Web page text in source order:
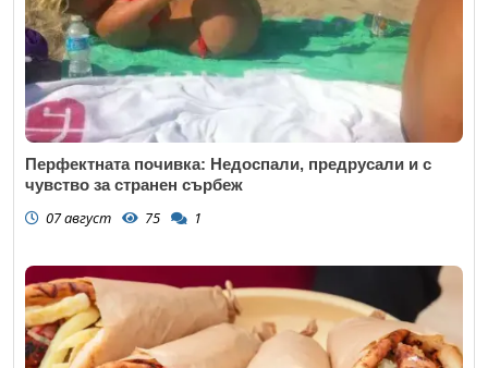
Перфектната почивка: Недоспали, предрусали и с
чувство за странен сърбеж
07 август 75 1